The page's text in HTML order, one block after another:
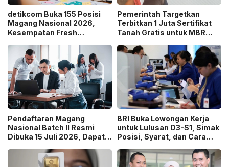
detikcom Buka 155 Posisi
Magang Nasional 2026,
Kesempatan Fresh
Media Digital!
Pemerintah Targetkan
Terbitkan 1 Juta Sertifikat
Tanah Gratis untuk MBR
Pendaftaran Magang
Nasional Batch II Resmi
Dibuka 15 Juli 2026, Dapat
BRI Buka Lowongan Kerja
untuk Lulusan D3-S1, Simak
Posisi, Syarat, dan Cara